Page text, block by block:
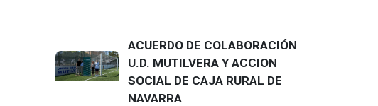
ACUERDO DE COLABORACIÓN
U.D. MUTILVERA Y ACCION
SOCIAL DE CAJA RURAL DE
NAVARRA